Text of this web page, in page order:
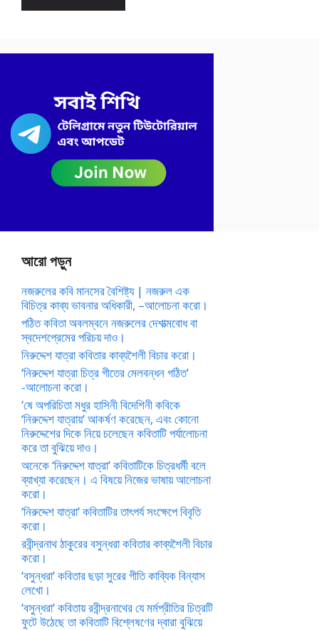
আরো পড়ুন
নজরুলের কবি মানসের বৈশিষ্ট্য | নজরুল এক
বিচিত্র কাব্য ভাবনার অধিকারী, –আলোচনা করো।
পঠিত কবিতা অবলম্বনে নজরুলের দেশাত্মবোধ বা
স্বদেশপ্রেমের পরিচয় দাও।
নিরুদ্দেশ যাত্রা কবিতার কাব্যশৈলী বিচার করো।
‘নিরুদ্দেশ যাত্রা চিত্র গীতের মেলবন্ধন গঠিত’
-আলোচনা করো।
‘ষে অপরিচিতা মধুর হাসিনী বিদেশিনী কবিকে
‘নিরুদ্দেশ যাত্রায়’ আকর্ষণ করেছেন, এবং কোনো
নিরুদ্দেশের দিকে নিয়ে চলেছেন কবিতাটি পর্যালোচনা
করে তা বুঝিয়ে দাও।
অনেকে ‘নিরুদ্দেশ যাত্রা’ কবিতাটিকে চিত্রধর্মী বলে
ব্যাখ্যা করেছেন। এ বিষয়ে নিজের ভাষায় আলোচনা
করো।
‘নিরুদ্দেশ যাত্রা’ কবিতাটির তাৎপর্য সংক্ষেপে বিবৃতি
করো।
রবীন্দ্রনাথ ঠাকুরের বসুন্ধরা কবিতার কাব্যশৈলী বিচার
করো।
‘বসুন্ধরা’ কবিতার ছড়া সুরের গীতি কাব্যিক বিন্যাস
লেখো।
‘বসুন্ধরা’ কবিতায় রবীন্দ্রনাথের যে মর্মপ্রীতির চিত্রটি
ফুটে উঠেছে তা কবিতাটি বিশ্লেষণের দ্বারা বুঝিয়ে